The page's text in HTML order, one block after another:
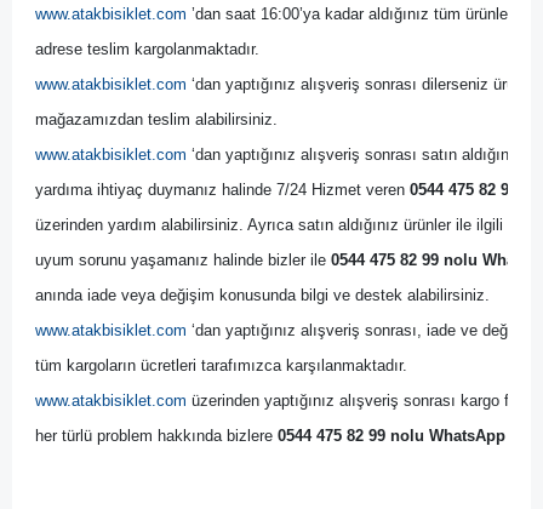
www.atakbisiklet.com ’dan saat 16:00’ya kadar aldığınız tüm ürünler,
adrese teslim kargolanmaktadır.
www.atakbisiklet.com ‘dan yaptığınız alışveriş sonrası dilerseniz
mağazamızdan teslim alabilirsiniz.
www.atakbisiklet.com ‘dan yaptığınız alışveriş sonrası satın
yardıma ihtiyaç duymanız halinde 7/24 Hizmet veren 0544 475 82 99
üzerinden yardım alabilirsiniz. Ayrıca satın aldığınız ürünler ile ilgili bir
uyum sorunu yaşamanız halinde bizler ile 0544 475 82 99 nolu
anında iade veya değişim konusunda bilgi ve destek alabilirsiniz.
www.atakbisiklet.com ‘dan yaptığınız alışveriş sonrası, iade ve
tüm kargoların ücretleri tarafımızca karşılanmaktadır.
www.atakbisiklet.com üzerinden yaptığınız alışveriş sonrası kargo
her türlü problem hakkında bizlere 0544 475 82 99 nolu WhatsApp